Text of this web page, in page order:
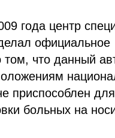
года центр
официальное
том, что данный
приспособлен для
больных на